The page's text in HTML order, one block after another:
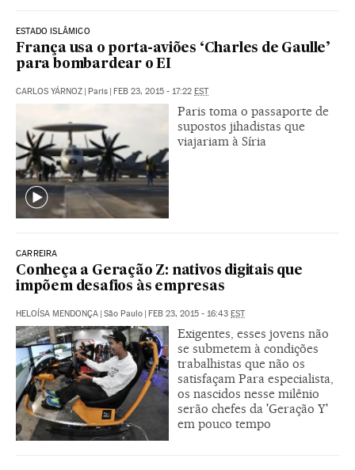
ESTADO ISLÂMICO
França usa o porta-aviões ‘Charles de Gaulle’
para bombardear o EI
CARLOS YÁRNOZ | Paris | FEB 23, 2015 - 17:22 EST
Paris toma o passaporte de
supostos jihadistas que
viajariam à Síria
CARREIRA
Conheça a Geração Z: nativos digitais que
impõem desafios às empresas
HELOÍSA MENDONÇA | São Paulo | FEB 23, 2015 - 16:43 EST
Exigentes, esses jovens não
se submetem à condições
trabalhistas que não os
satisfaçam Para especialista,
os nascidos nesse milênio
serão chefes da 'Geração Y'
em pouco tempo